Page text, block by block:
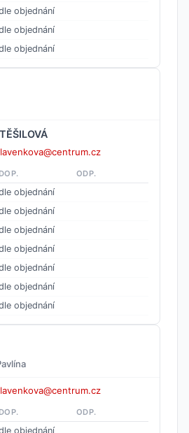
objednání
objednání
objednání
DOP. ODP.
objednání
objednání
objednání
objednání
objednání
objednání
objednání
DOP. ODP.
objednání